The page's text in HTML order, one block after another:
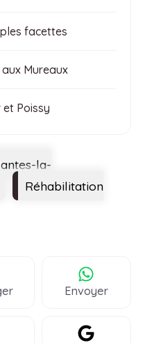
facettes
Mureaux
Poissy
la-
Réhabilitation
Envoyer